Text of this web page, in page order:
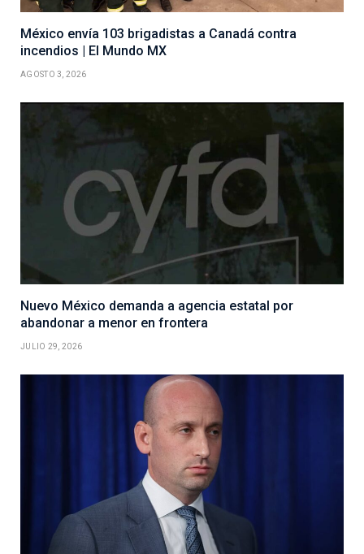
México envía 103 brigadistas a Canadá contra
incendios | El Mundo MX
AGOSTO 3, 2026
Nuevo México demanda a agencia estatal por
abandonar a menor en frontera
JULIO 29, 2026